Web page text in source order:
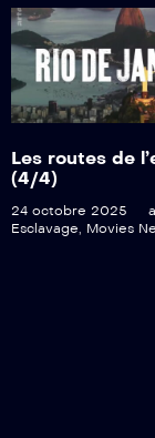
Les routes de
(4/4)
24 octobre 2025
Esclavage, Movies